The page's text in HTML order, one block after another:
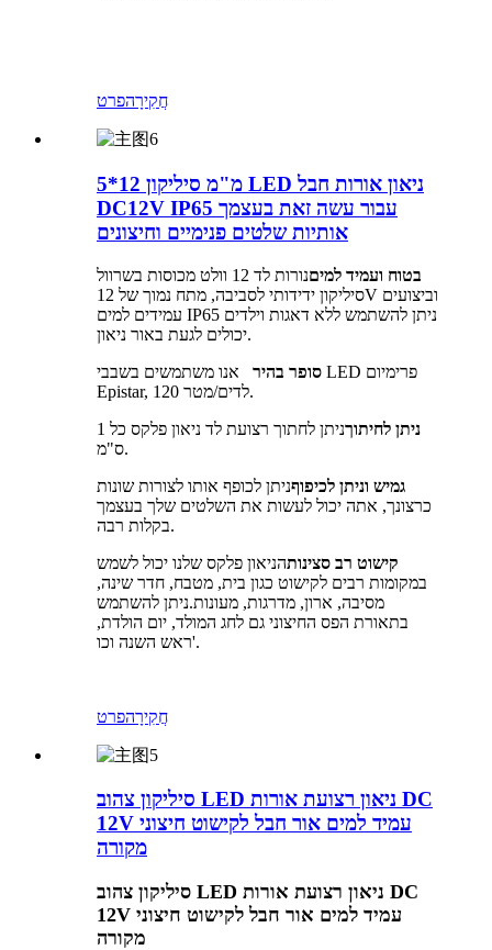
חֲקִירָהפרט
5*12 מ"מ סיליקון LED ניאון אורות חבל
DC12V IP65 עבור עשה זאת בעצמך
אותיות שלטים פנימיים וחיצונים
בטוח ועמיד למים
נורות לד 12 וולט מכוסות בשרוול
סיליקון ידידותי לסביבה, מתח נמוך של 12V וביצועים
עמידים למים IP65 ניתן להשתמש ללא דאגות וילדים
יכולים לגעת באור ניאון.
סופר בהיר
אנו משתמשים בשבבי LED פרימיום
Epistar, 120 לדים/מטר.
ניתן לחיתוך
ניתן לחתוך רצועת לד ניאון פלקס כל 1
ס"מ.
גמיש וניתן לכיפוףניתן לכופף אותו לצורות שונות
כרצונך, אתה יכול לעשות את השלטים שלך בעצמך
בקלות רבה.
קישוט רב סצינותהניאון פלקס שלנו יכול לשמש
במקומות רבים לקישוט כגון בית, מטבח, חדר שינה,
מסיבה, ארון, מדרגות, מעונות.ניתן להשתמש
בתאורת הפס החיצוני גם לחג המולד, יום הולדת,
ראש השנה וכו'.
חֲקִירָהפרט
סיליקון צהוב LED ניאון רצועת אורות DC
12V עמיד למים אור חבל לקישוט חיצוני
מקורה
סיליקון צהוב LED ניאון רצועת אורות DC
12V עמיד למים אור חבל לקישוט חיצוני
מקורה